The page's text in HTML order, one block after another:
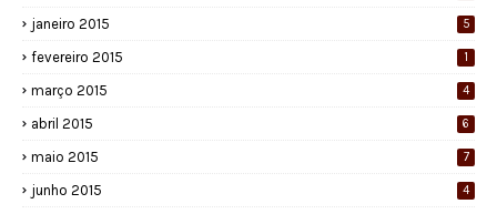
janeiro 2015 5
fevereiro 2015 1
março 2015 4
abril 2015 6
maio 2015 7
junho 2015 4